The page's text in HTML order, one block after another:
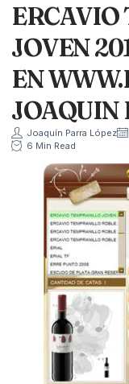
JOVEN
EN
JOAQUIN
Joaquín Parra López
6 Min Read